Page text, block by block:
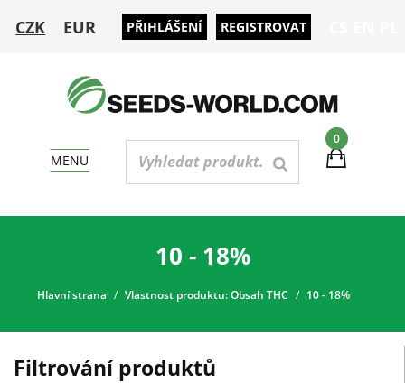
CZK EUR PŘIHLÁŠENÍ REGISTROVAT
0
MENU
10 - 18%
Hlavní strana Vlastnost produktu: Obsah THC 10 - 18%
Filtrování produktů